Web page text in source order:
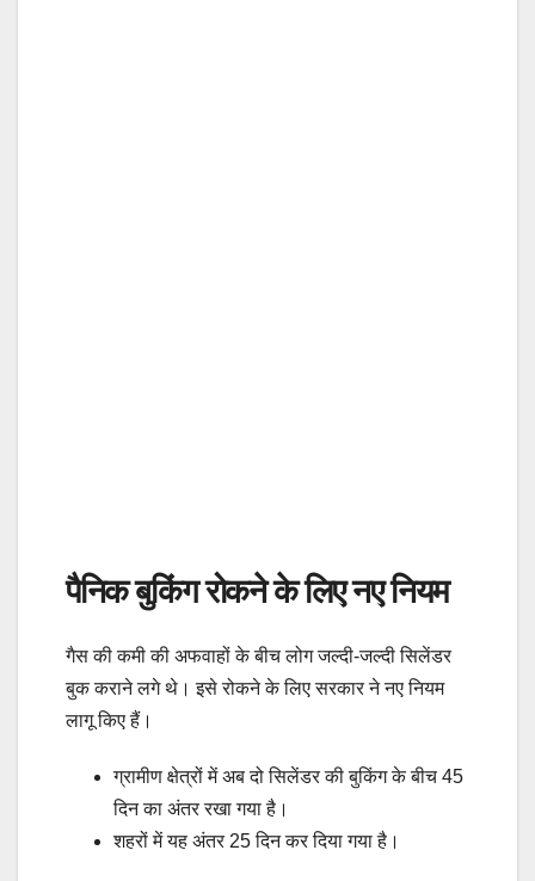
पैनिक बुकिंग रोकने के लिए नए नियम
गैस की कमी की अफवाहों के बीच लोग जल्दी-जल्दी सिलेंडर
बुक कराने लगे थे। इसे रोकने के लिए सरकार ने नए नियम
लागू किए हैं।
ग्रामीण क्षेत्रों में अब दो सिलेंडर की बुकिंग के बीच 45
दिन का अंतर रखा गया है।
शहरों में यह अंतर 25 दिन कर दिया गया है।